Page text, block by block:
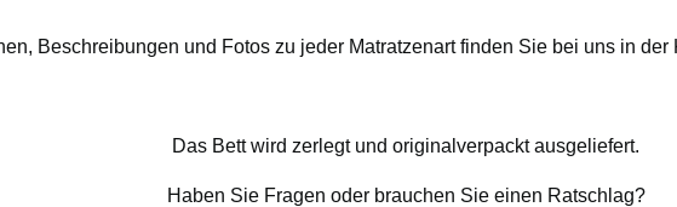
Beschreibungen und Fotos zu jeder Matratzenart finden Sie bei uns in der
Das Bett wird zerlegt und originalverpackt ausgeliefert.
Haben Sie Fragen oder brauchen Sie einen Ratschlag?